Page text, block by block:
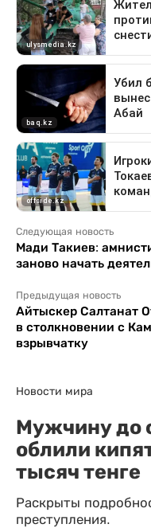
Следующая новость
Мади Такиев:
заново начать
Предыдущая новость
Айтыскер Салтанат
в столкновении с
взрывчатку
Новости мира
Мужчину до
облили
тысяч тенге
Раскрыты
преступления.